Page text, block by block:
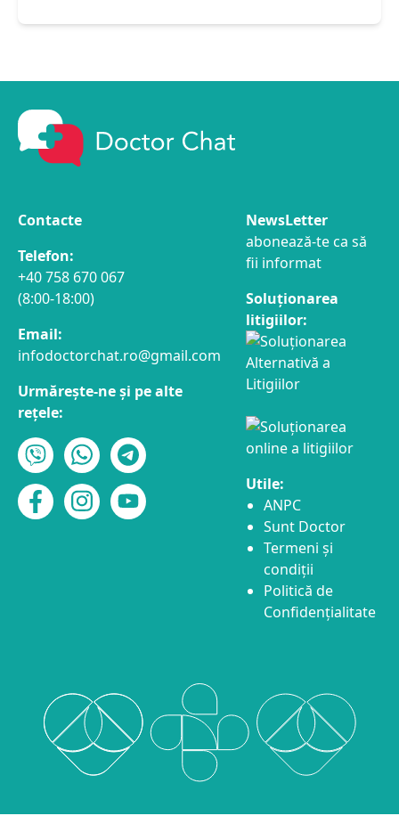
Contacte
Telefon:
+40 758 670 067
(8:00-18:00)
Email:
infodoctorchat.ro@gmail.com
Urmărește-ne și pe alte
rețele:
NewsLetter
abonează-te ca să
fii informat
Soluționarea
litigiilor:
Utile:
ANPC
Sunt Doctor
Termeni și
condiții
Politică de
Confidențialitate